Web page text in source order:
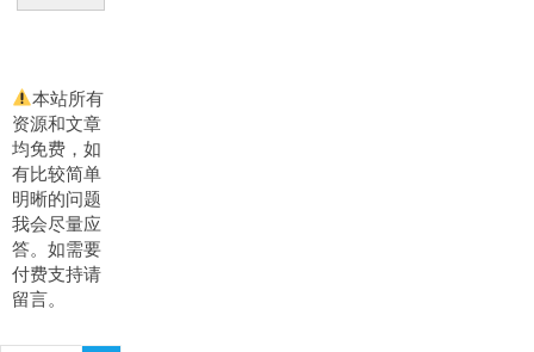
本站所有
资源和文章
均免费，如
有比较简单
明晰的问题
我会尽量应
答。如需要
付费支持请
留言。